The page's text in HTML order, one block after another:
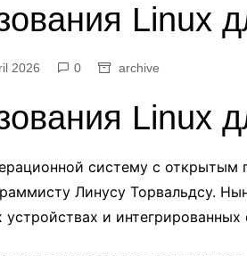
Linux
2026 0 archive
Linux
систему с
Линусу Торвальдсу.
и интегрированных